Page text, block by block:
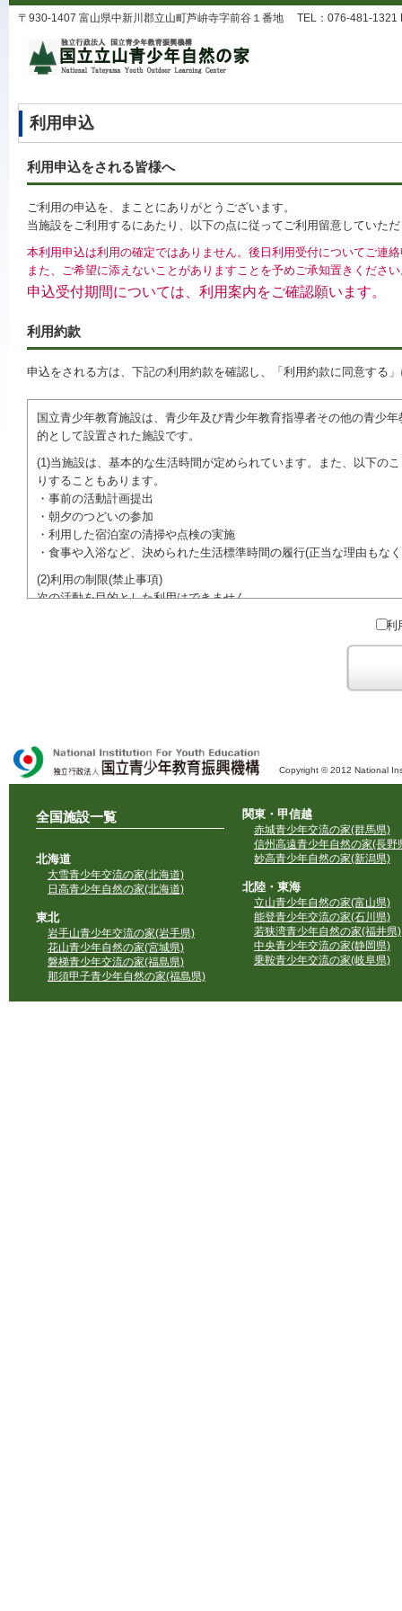
〒930-1407 富山県中新川郡立山町芦峅寺字前谷１番地 TEL：076-481-1321
利用申込
利用申込をされる皆様へ
ご利用の申込を、まことにありがとうございます。
当施設をご利用するにあたり、以下の点に従ってご利用留意していた
本利用申込は利用の確定ではありません。後日利用受付についてご連
また、ご希望に添えないことがありますことを予めご承知置きくださ
申込受付期間については、利用案内をご確認願います。
利用約款
申込をされる方は、下記の利用約款を確認し、「利用約款に同意する
国立青少年教育施設は、青少年及び青少年教育指導者その他の青少
的として設置された施設です。
(1)当施設は、基本的な生活時間が定められています。また、以下の
りすることもあります。
・事前の活動計画提出
・朝夕のつどいの参加
・利用した宿泊室の清掃や点検の実施
・食事や入浴など、決められた生活標準時間の履行(正当な理由も
(2)利用の制限(禁止事項)
次の活動を目的とした利用はできません。
●特定の政党を支持、またはこれに反対するための政治教育その他の
●特定の宗教を支持、またはこれに反対するための宗教教育その他
域での勧誘活動を行ったり、自らの団体の活動をアピールする活動等)
利
Copyright © 2012 National
全国施設一覧
北海道
大雪青少年交流の家(北海道)
日高青少年自然の家(北海道)
東北
岩手山青少年交流の家(岩手県)
花山青少年自然の家(宮城県)
磐梯青少年交流の家(福島県)
那須甲子青少年自然の家(福島県)
関東・甲信越
赤城青少年交流の家(群馬県)
信州高遠青少年自然の家(長野
妙高青少年自然の家(新潟県)
北陸・東海
立山青少年自然の家(富山県)
能登青少年交流の家(石川県)
若狭湾青少年自然の家(福井県)
中央青少年交流の家(静岡県)
乗鞍青少年交流の家(岐阜県)